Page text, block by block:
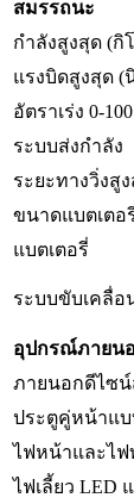
สมรรถนะ
กำลังสูงสุด (กิ
แรงบิดสูงสุด (
อัตราเร่ง 0-
ระบบส่งกำลัง
ระยะทางวิ่งสู
ขนาดแบตเตอ
แบตเตอรี่
ระบบขับเคลื่อ
อุปกรณ์ภายน
ภายนอกดีไซน์
ประตูคู่หน้าแ
ไฟหน้าและไฟ
ไฟเลี้ยว LED